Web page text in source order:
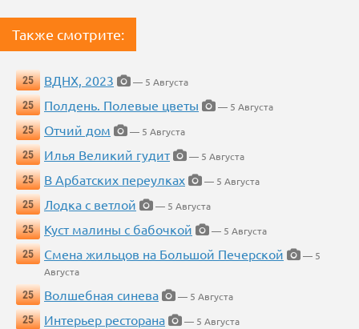
Также смотрите:
25 ВДНХ, 2023
— 5 Августа
25
Полдень. Полевые цветы
— 5 Августа
25
Отчий дом
— 5 Августа
25
Илья Великий гудит
— 5 Августа
25
В Арбатских переулках
— 5 Августа
25
Лодка с ветлой
— 5 Августа
25
Куст малины с бабочкой
— 5 Августа
25
Смена жильцов на Большой Печерской
— 5
Августа
25
Волшебная синева
— 5 Августа
25
Интерьер ресторана — 5 Августа